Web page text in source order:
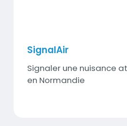
SignalAir
Sous-
titre
Signaler une nuisance
en Normandie